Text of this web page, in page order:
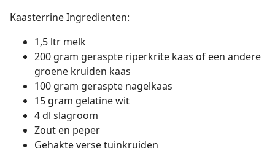
Kaasterrine Ingredienten:
1,5 ltr melk
200 gram geraspte riperkrite kaas of een andere
groene kruiden kaas
100 gram geraspte nagelkaas
15 gram gelatine wit
4 dl slagroom
Zout en peper
Gehakte verse tuinkruiden